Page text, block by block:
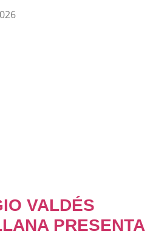
VALDÉS
PRESENTA